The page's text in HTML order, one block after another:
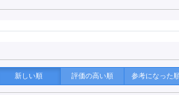
新しい順 評価の高い順 参考になった